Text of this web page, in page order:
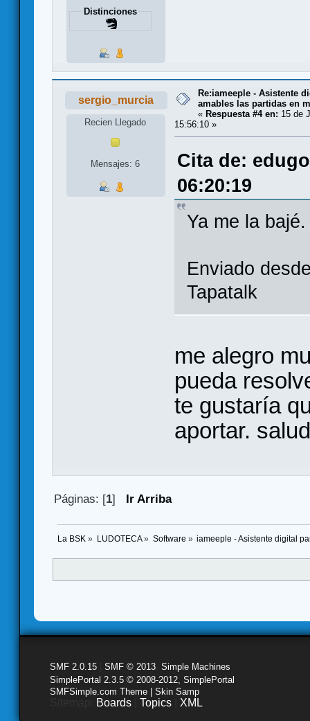
Distinciones
sergio_murcia
Recien Llegado
Mensajes: 6
Re:iameeple - Asistente
amables las partidas en
« Respuesta #4 en: 15 de
15:56:10 »
Cita de:
06:20:19
Ya me la
Enviado
Tapatalk
me alegro
pueda
te gustaría
aportar.
Páginas: [1] Ir Arriba
La BSK » LUDOTECA» Software » iameeple - Asistente digital
SMF 2.0.15 SMF © 2013 Simple Machines
SimplePortal 2.3.5 © 2008-2012, SimplePortal
SMFSimple.com Theme | Skin Samp
Boards Topics XML